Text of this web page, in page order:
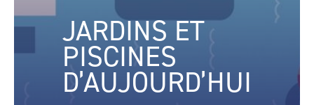
JARDINS ET
PISCINES
D’AUJOURD’HUI